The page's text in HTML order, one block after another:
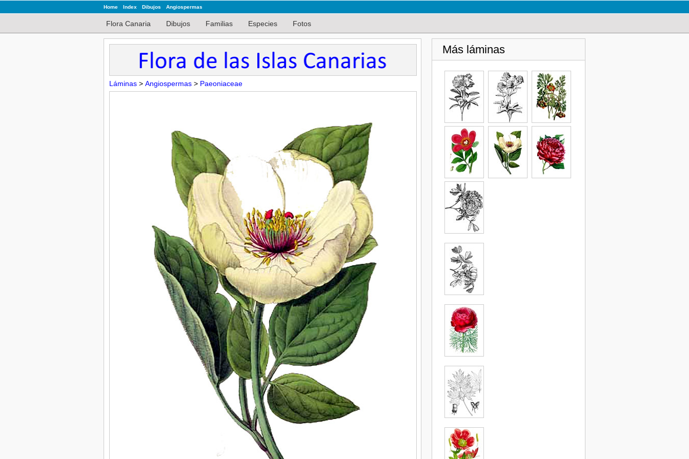
Home Index Dibujos Angiospermas
Flora Canaria Dibujos Familias Especies Fotos
Láminas > Angiospermas > Paeoniaceae
Más láminas